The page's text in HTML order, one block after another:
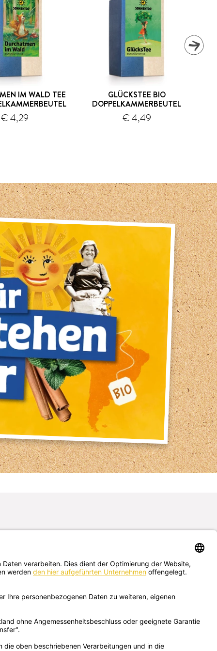
IM WALD TEE
€ 4,29Versand
GLÜCKSTEE BIO
DOPPELKAMMERBEUTEL
€ 4,49Versand